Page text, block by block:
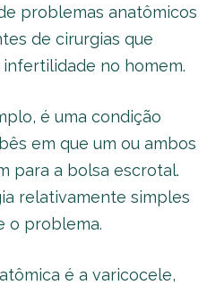
problemas anatômicos
de cirurgias que
no homem.
é uma condição
em que um ou ambos
para a bolsa escrotal.
relativamente simples
o problema.
é a varicocele,